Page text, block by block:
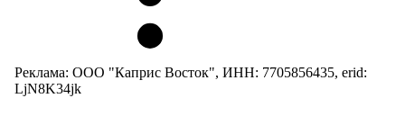
Реклама: ООО "Каприс Восток", ИНН: 7705856435, erid:
LjN8K34jk